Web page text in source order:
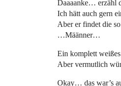
Daaaanke… erzähl
Ich hätt auch gern
Aber er findet die
…Määnner…
Ein komplett
Aber vermutlich
Okay… das war’s